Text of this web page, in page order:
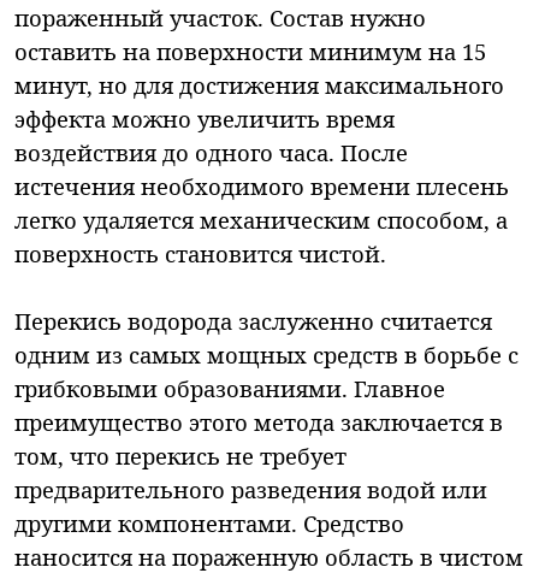
пораженный участок. Состав нужно
оставить на поверхности минимум на 15
минут, но для достижения максимального
эффекта можно увеличить время
воздействия до одного часа. После
истечения необходимого времени плесень
легко удаляется механическим способом, а
поверхность становится чистой.
Перекись водорода заслуженно считается
одним из самых мощных средств в борьбе с
грибковыми образованиями. Главное
преимущество этого метода заключается в
том, что перекись не требует
предварительного разведения водой или
другими компонентами. Средство
наносится на пораженную область в чистом